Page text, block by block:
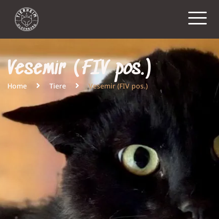
Vesemir (FIV pos.)
Home Tiere Vesemir (FIV pos.)